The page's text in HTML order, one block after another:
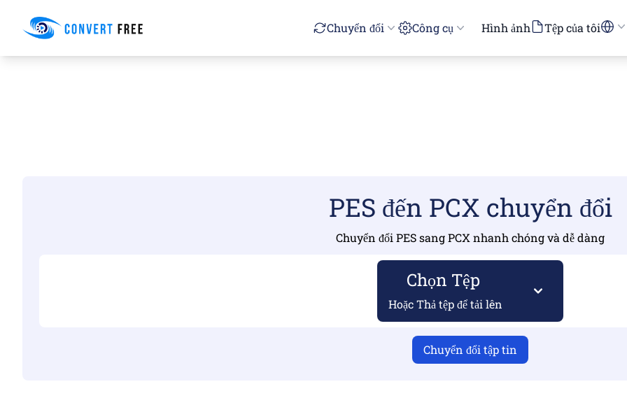
Convert Free Chuyển đổi Công cụ Hình ảnh Tệp của tôi
PES đến PCX chuyển đổi
Chuyển đổi PES sang PCX nhanh chóng và dễ dàng
Chọn Tệp
Hoặc Thả tệp để tải lên
Chuyển đổi tập tin